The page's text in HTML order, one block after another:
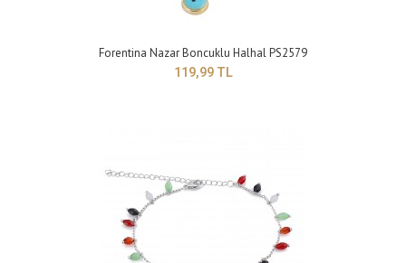
Forentina Nazar Boncuklu Halhal PS2579
119,99 TL